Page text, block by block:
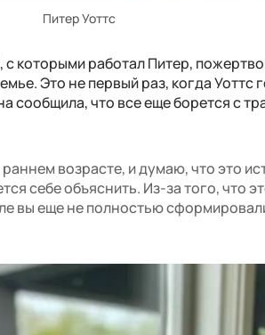
Питер Уоттс
которыми работал Питер,
Это не первый раз, когда Уоттс
сообщила, что все еще борется с
возрасте, и думаю, что это
себе объяснить. Из-за того, что
вы еще не полностью